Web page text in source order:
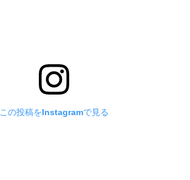
この投稿をInstagramで見る